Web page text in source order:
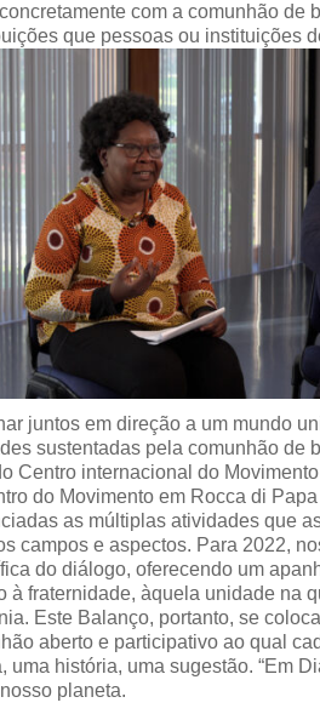
com a comunhão de
que pessoas ou instituições
juntos em direção a um mundo
sustentadas pela comunhão de
Centro internacional do
do Movimento em Rocca di
as múltiplas atividades que
campos e aspectos. Para 2022,
do diálogo, oferecendo um
à fraternidade, àquela unidade na
Este Balanço, portanto, se
aberto e participativo ao qual
uma história, uma sugestão. “Em
planeta.